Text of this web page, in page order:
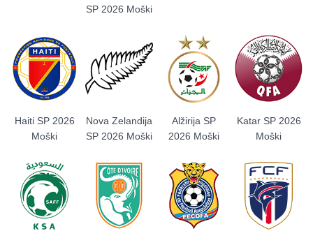
SP 2026 Moški
Haiti SP 2026
Moški
Nova Zelandija
SP 2026 Moški
Alžirija SP
2026 Moški
Katar SP 2026
Moški